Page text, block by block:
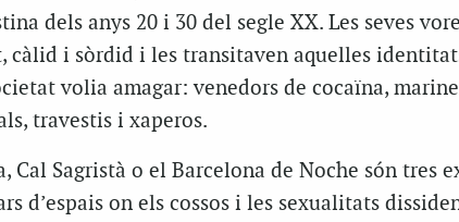
dels anys 20 i 30 del segle XX. Les seves
càlid i sòrdid i les transitaven aquelles
volia amagar: venedors de cocaïna,
travestis i xaperos.
Cal Sagristà o el Barcelona de Noche són tres
d’espais on els cossos i les sexualitats